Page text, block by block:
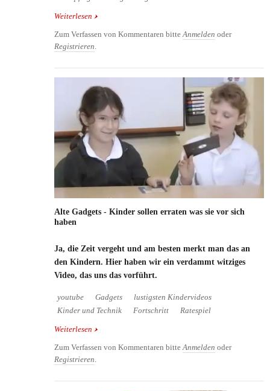
Weiterlesen über Bacon Toothpaste: Mit Speck die Zähne putzen
Zum Verfassen von Kommentaren bitte Anmelden oder
Registrieren
Alte Gadgets - Kinder sollen erraten was sie vor sich
haben
Ja, die Zeit vergeht und am besten merkt man das an
den Kindern. Hier haben wir ein verdammt witziges
Video, das uns das vorführt.
youtube Gadgets
lustigsten Kindervideos
Kinder und Technik
Fortschritt Ratespiel
Weiterlesen über Alte Gadgets - Kinder sollen erraten was sie
Zum Verfassen von Kommentaren bitte Anmelden oder
Registrieren